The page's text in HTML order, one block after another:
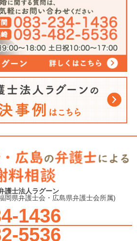
護士法人ラグーン
岡県弁護士会・広島県弁護士会所属)
1436
5536